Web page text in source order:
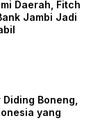
Daerah, Fitch
Jambi Jadi
Boneng,
yang